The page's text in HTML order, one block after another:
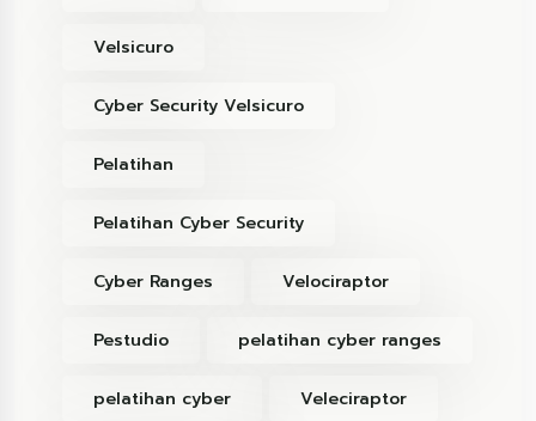
Velsicuro
Cyber Security Velsicuro
Pelatihan
Pelatihan Cyber Security
Cyber Ranges Velociraptor
Pestudio pelatihan cyber ranges
pelatihan cyber Veleciraptor